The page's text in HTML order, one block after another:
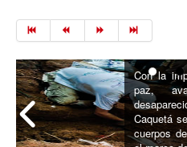
Con la
paz,
Caquetá
cuerpos